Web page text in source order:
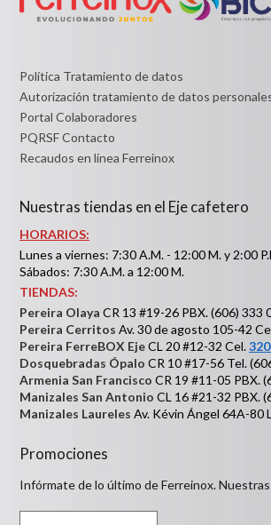
Política Tratamiento de datos
Autorización tratamiento de datos
Portal Colaboradores
PQRSF Contacto
Recaudos en línea Ferreinox
Nuestras tiendas en el Eje cafetero
HORARIOS:
Lunes a viernes: 7:30 A.M. - 12:00 M. y 2:00
Sábados: 7:30 A.M. a 12:00 M.
TIENDAS:
Pereira Olaya CR 13 #19-26 PBX. (606) 333
Pereira Cerritos Av. 30 de agosto 105-42
Pereira FerreBOX EjeCL 20 #12-32 Cel.
Dosquebradas Ópalo CR 10 #17-56 Tel.
Armenia San Francisco CR 19 #11-05 PBX.
Manizales San Antonio CL 16 #21-32 PBX.
Manizales Laureles Av. Kévin Ángel 64A-80
Promociones
Infórmate de lo último de Ferreinox.